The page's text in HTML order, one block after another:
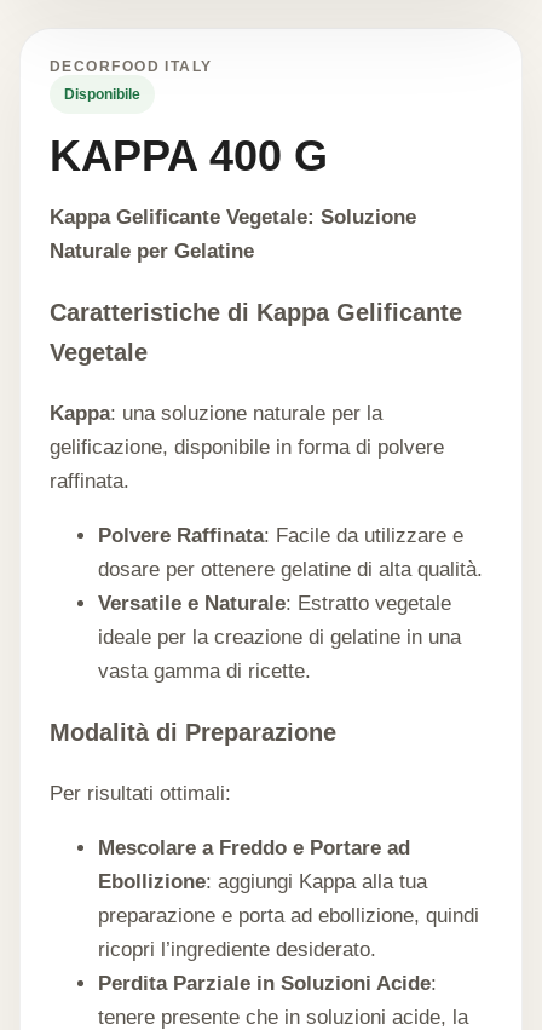
DECORFOOD ITALY
Disponibile
KAPPA 400 G
Kappa Gelificante Vegetale: Soluzione
Naturale per Gelatine
Caratteristiche di Kappa Gelificante
Vegetale
Kappa: una soluzione naturale per la
gelificazione, disponibile in forma di polvere
raffinata.
Polvere Raffinata: Facile da utilizzare e
dosare per ottenere gelatine di alta qualità.
Versatile e Naturale: Estratto vegetale
ideale per la creazione di gelatine in una
vasta gamma di ricette.
Modalità di Preparazione
Per risultati ottimali:
Mescolare a Freddo e Portare ad
Ebollizione: aggiungi Kappa alla tua
preparazione e porta ad ebollizione, quindi
ricopri l’ingrediente desiderato.
Perdita Parziale in Soluzioni Acide:
tenere presente che in soluzioni acide, la